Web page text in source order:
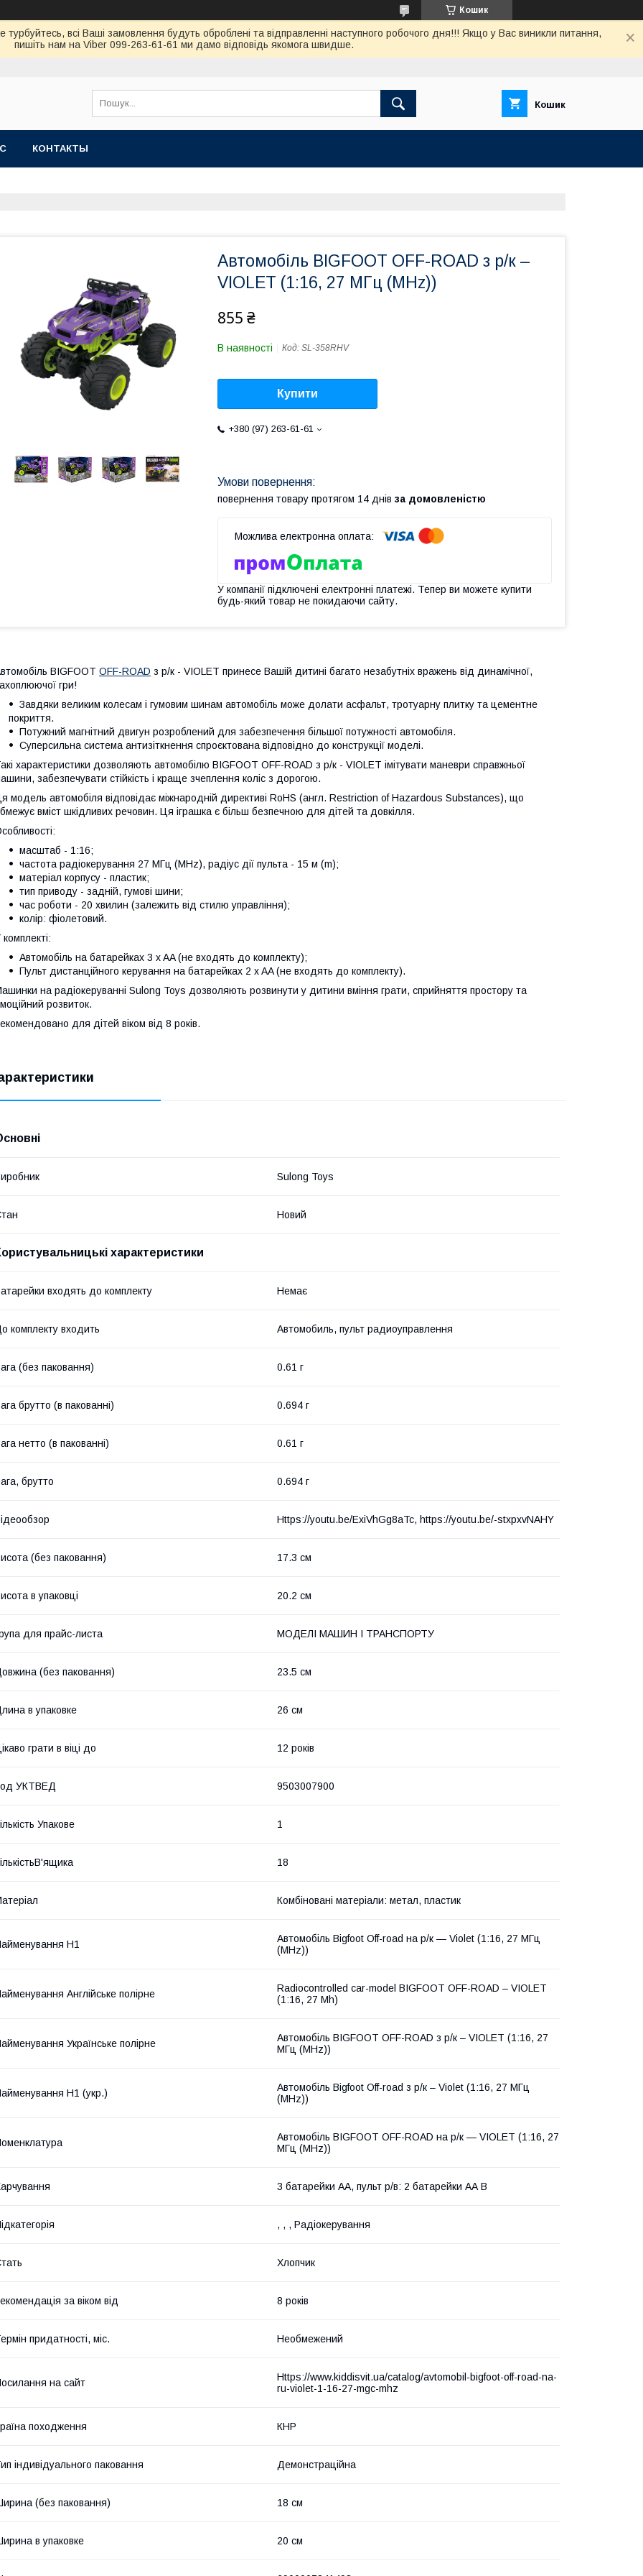
Кошик
всi Вашi замовлення будуть обробленi та вiдправленнi наступного робочого дня!!! Якщо у Вас виникли питання,
пишiть нам на Viber 099-263-61-61 ми дамо вiдповiдь якомога швидше.
Кошик
КОНТАКТЫ
Автомобіль BIGFOOT OFF-ROAD з р/к –
VIOLET (1:16, 27 МГц (MHz))
855 ₴
В наявності Код: SL-358RHV
Купити
+380 (97) 263-61-61
повернення товару протягом 14 днів за домовленістю
У компанії підключені електронні платежі. Тепер ви можете купити
будь-який товар не покидаючи сайту.
BIGFOOT OFF-ROAD з р/к - VIOLET принесе Вашій дитині багато незабутніх вражень від динамічної,
гри!
Завдяки великим колесам і гумовим шинам автомобіль може долати асфальт, тротуарну плитку та цементне
покриття.
Потужний магнітний двигун розроблений для забезпечення більшої потужності автомобіля.
Суперсильна система антизіткнення спроєктована відповідно до конструкції моделі.
характеристики дозволяють автомобілю BIGFOOT OFF-ROAD з р/к - VIOLET імітувати маневри справжньої
забезпечувати стійкість і краще зчеплення коліс з дорогою.
модель автомобіля відповідає міжнародній директиві RoHS (англ. Restriction of Hazardous Substances), що
вміст шкідливих речовин. Ця іграшка є більш безпечною для дітей та довкілля.
масштаб - 1:16;
частота радіокерування 27 МГц (MHz), радіус дії пульта - 15 м (m);
матеріал корпусу - пластик;
тип приводу - задній, гумові шини;
час роботи - 20 хвилин (залежить від стилю управління);
колір: фіолетовий.
комплекті:
Автомобіль на батарейках 3 x AA (не входять до комплекту);
Пульт дистанційного керування на батарейках 2 x AA (не входять до комплекту).
на радіокеруванні Sulong Toys дозволяють розвинути у дитини вміння грати, сприйняття простору та
розвиток.
для дітей віком від 8 років.
Sulong Toys
Новий
характеристики
входять до комплекту Немає
комплекту входить Автомобиль, пульт радиоуправлення
(без паковання) 0.61 г
брутто (в пакованні) 0.694 г
нетто (в пакованні) 0.61 г
брутто 0.694 г
Https://youtu.be/ExiVhGg8aTc, https://youtu.be/-stxpxvNAHY
(без паковання) 17.3 см
в упаковці 20.2 см
для прайс-листа МОДЕЛІ МАШИН І ТРАНСПОРТУ
(без паковання) 23.5 см
в упаковке 26 см
грати в віці до 12 років
УКТВЕД 9503007900
Упакове 1
18
Комбіновані матеріали: метал, пластик
Н1
Автомобіль Bigfoot Off-road на р/к — Violet (1:16, 27 МГц
(MHz))
Англійське полірне
Radiocontrolled car-model BIGFOOT OFF-ROAD – VIOLET
(1:16, 27 Mh)
Українське полірне
Автомобіль BIGFOOT OFF-ROAD з р/к – VIOLET (1:16, 27
МГц (MHz))
Н1 (укр.)
Автомобіль Bigfoot Off-road з р/к – Violet (1:16, 27 МГц
(MHz))
Автомобіль BIGFOOT OFF-ROAD на р/к — VIOLET (1:16, 27
МГц (MHz))
3 батарейки АА, пульт р/в: 2 батарейки АА В
, , , Радіокерування
Хлопчик
за віком від 8 років
придатності, міс. Необмежений
на сайт
Https://www.kiddisvit.ua/catalog/avtomobil-bigfoot-off-road-na-
ru-violet-1-16-27-mgc-mhz
походження КНР
індивідуального паковання Демонстраційна
(без паковання) 18 см
в упаковке 20 см